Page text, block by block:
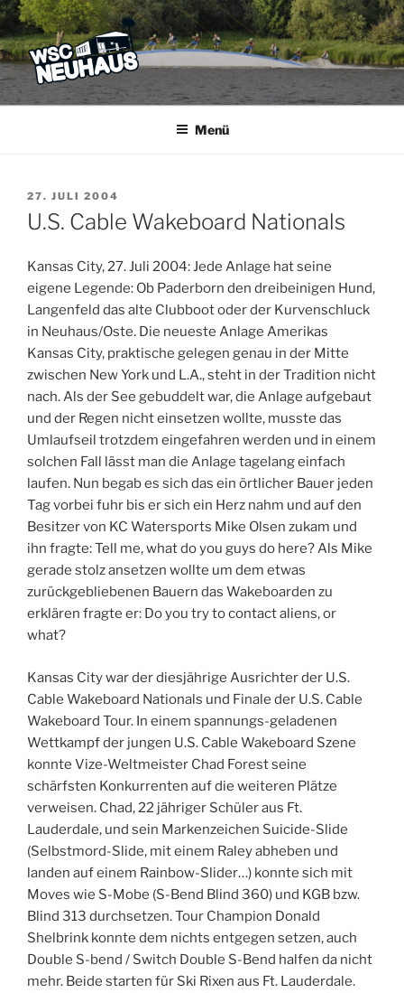
Zum
Inhalt
springen
WSC NEUHAUS
Der Verein mit dem Haus am See
Menü
VERÖFFENTLICHT
AM
27. JULI 2004
U.S. Cable Wakeboard Nationals
Kansas City, 27. Juli 2004: Jede Anlage hat seine
eigene Legende: Ob Paderborn den dreibeinigen Hund,
Langenfeld das alte Clubboot oder der Kurvenschluck
in Neuhaus/Oste. Die neueste Anlage Amerikas
Kansas City, praktische gelegen genau in der Mitte
zwischen New York und L.A., steht in der Tradition nicht
nach. Als der See gebuddelt war, die Anlage aufgebaut
und der Regen nicht einsetzen wollte, musste das
Umlaufseil trotzdem eingefahren werden und in einem
solchen Fall lässt man die Anlage tagelang einfach
laufen. Nun begab es sich das ein örtlicher Bauer jeden
Tag vorbei fuhr bis er sich ein Herz nahm und auf den
Besitzer von KC Watersports Mike Olsen zukam und
ihn fragte: Tell me, what do you guys do here? Als Mike
gerade stolz ansetzen wollte um dem etwas
zurückgebliebenen Bauern das Wakeboarden zu
erklären fragte er: Do you try to contact aliens, or
what?
Kansas City war der diesjährige Ausrichter der U.S.
Cable Wakeboard Nationals und Finale der U.S. Cable
Wakeboard Tour. In einem spannungs-geladenen
Wettkampf der jungen U.S. Cable Wakeboard Szene
konnte Vize-Weltmeister Chad Forest seine
schärfsten Konkurrenten auf die weiteren Plätze
verweisen. Chad, 22 jähriger Schüler aus Ft.
Lauderdale, und sein Markenzeichen Suicide-Slide
(Selbstmord-Slide, mit einem Raley abheben und
landen auf einem Rainbow-Slider…) konnte sich mit
Moves wie S-Mobe (S-Bend Blind 360) und KGB bzw.
Blind 313 durchsetzen. Tour Champion Donald
Shelbrink konnte dem nichts entgegen setzen, auch
Double S-bend / Switch Double S-Bend halfen da nicht
mehr. Beide starten für Ski Rixen aus Ft. Lauderdale.